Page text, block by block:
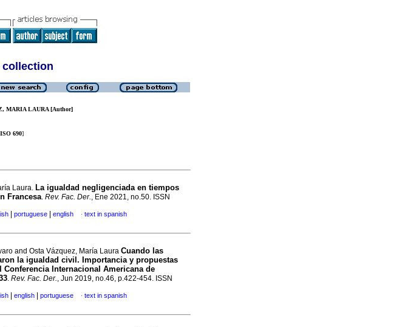
collection
MARIA LAURA [Author]
ISO 690]
Laura. La igualdad negligenciada en tiempos
Francesa. Rev. Fac. Der., Ene 2021, no.50. ISSN
portuguese english · text in spanish
and Osta Vázquez, María Laura Cuando las
la igualdad civil. Importancia y propuestas
Conferencia Internacional Americana de
. Rev. Fac. Der., Jun 2019, no.46, p.422-454. ISSN
english portuguese · text in spanish